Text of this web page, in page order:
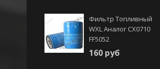
Фильтр Топливный
WXL Аналог CX0710
FF5052
160 руб